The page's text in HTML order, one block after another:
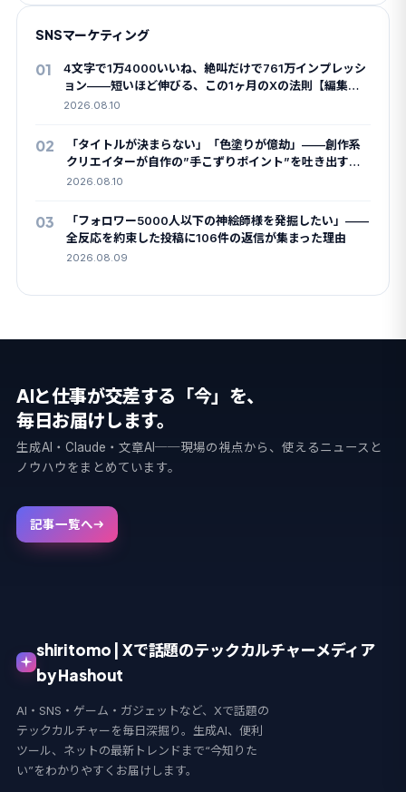
SNSマーケティング
01
4文字で1万4000いいね、絶叫だけで761万インプレッシ
ョン——短いほど伸びる、この1ヶ月のXの法則【編集部
まとめ】
2026.08.10
02
「タイトルが決まらない」「色塗りが億劫」——創作系
クリエイターが自作の”手こずりポイント”を吐き出すハ
ッシュタグ
2026.08.10
03
「フォロワー5000人以下の神絵師様を発掘したい」——
全反応を約束した投稿に106件の返信が集まった理由
2026.08.09
AIと仕事が交差する「今」を、
毎日お届けします。
生成AI・Claude・文章AI──現場の視点から、使えるニュースと
ノウハウをまとめています。
記事一覧へ
shiritomo | Xで話題のテックカルチャーメディア
by Hashout
AI・SNS・ゲーム・ガジェットなど、Xで話題の
テックカルチャーを毎日深掘り。生成AI、便利
ツール、ネットの最新トレンドまで“今知りた
い”をわかりやすくお届けします。